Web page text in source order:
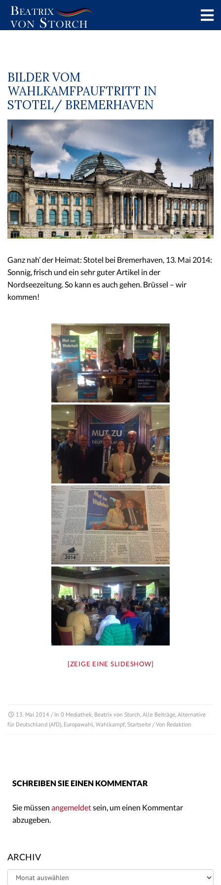
BILDER VOM
WAHLKAMFPAUFTRITT IN
STOTEL/ BREMERHAVEN
Ganz nah’ der Heimat: Stotel bei Bremerhaven, 13. Mai 2014:
Sonnig, frisch und ein sehr guter Artikel in der
Nordseezeitung. So kann es auch gehen. Brüssel – wir
kommen!
[ZEIGE EINE SLIDESHOW]
13. Mai 2014 / In 0 Mediathek, Beatrix von Storch, Alle Beiträge, Alternative
für Deutschland (AfD), Europawahl, Wahlkampf, Startseite / Von Redaktion
SCHREIBEN SIE EINEN KOMMENTAR
Sie müssen angemeldetsein, um einen Kommentar
abzugeben.
ARCHIV
Archiv